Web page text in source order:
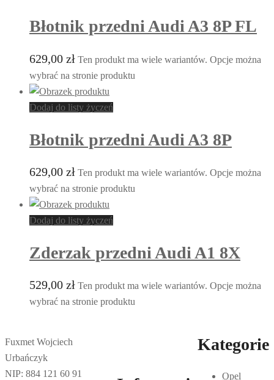
Błotnik przedni Audi A3 8P FL
629,00 zł Ten produkt ma wiele wariantów. Opcje można
wybrać na stronie produktu
Dodaj do listy życzeń
Błotnik przedni Audi A3 8P
629,00 zł Ten produkt ma wiele wariantów. Opcje można
wybrać na stronie produktu
Dodaj do listy życzeń
Zderzak przedni Audi A1 8X
529,00 zł Ten produkt ma wiele wariantów. Opcje można
wybrać na stronie produktu
Fuxmet Wojciech
Urbańczyk
NIP: 884 121 60 91
Kategorie
Opel